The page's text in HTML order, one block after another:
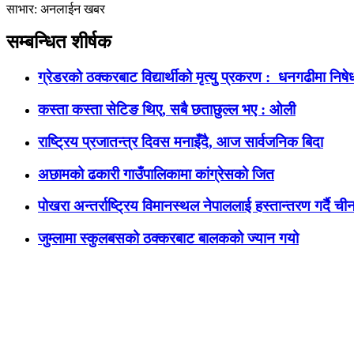
साभार: अनलाईन खबर
सम्बन्धित शीर्षक
ग्रेडरको ठक्करबाट विद्यार्थीको मृत्यु प्रकरण : धनगढीमा
कस्ता कस्ता सेटिङ थिए, सबै छताछुल्ल भए : ओली
राष्ट्रिय प्रजातन्त्र दिवस मनाइँदै, आज सार्वजनिक बिदा
अछामको ढकारी गाउँपालिकामा कांग्रेसको जित
पोखरा अन्तर्राष्ट्रिय विमानस्थल नेपाललाई हस्तान्तरण गर्दै
जुम्लामा स्कुलबसको ठक्करबाट बालकको ज्यान गयो